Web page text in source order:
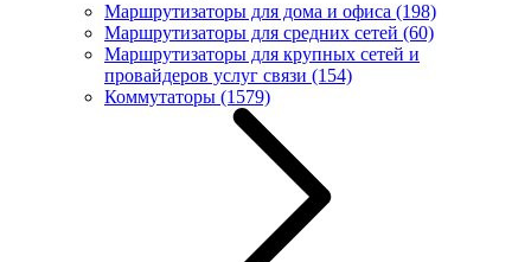
Маршрутизаторы для дома и офиса (198)
Маршрутизаторы для средних сетей (60)
Маршрутизаторы для крупных сетей и
провайдеров услуг связи (154)
Коммутаторы (1579)